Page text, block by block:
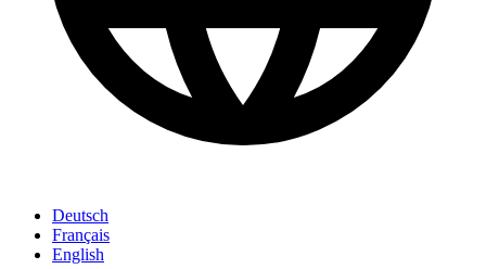
Deutsch
Français
English